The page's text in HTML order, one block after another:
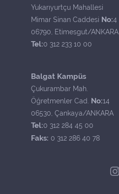
Yukarıyurtçu Mahallesi
Mimar Sinan Caddesi No:4
06790, Etimesgut/ANKARA
Tel:0 312 233 10 00
Balgat Kampüs
Çukurambar Mah.
Öğretmenler Cad. No:14
06530, Çankaya/ANKARA
Tel:0 312 284 45 00
Faks: 0 312 286 40 78